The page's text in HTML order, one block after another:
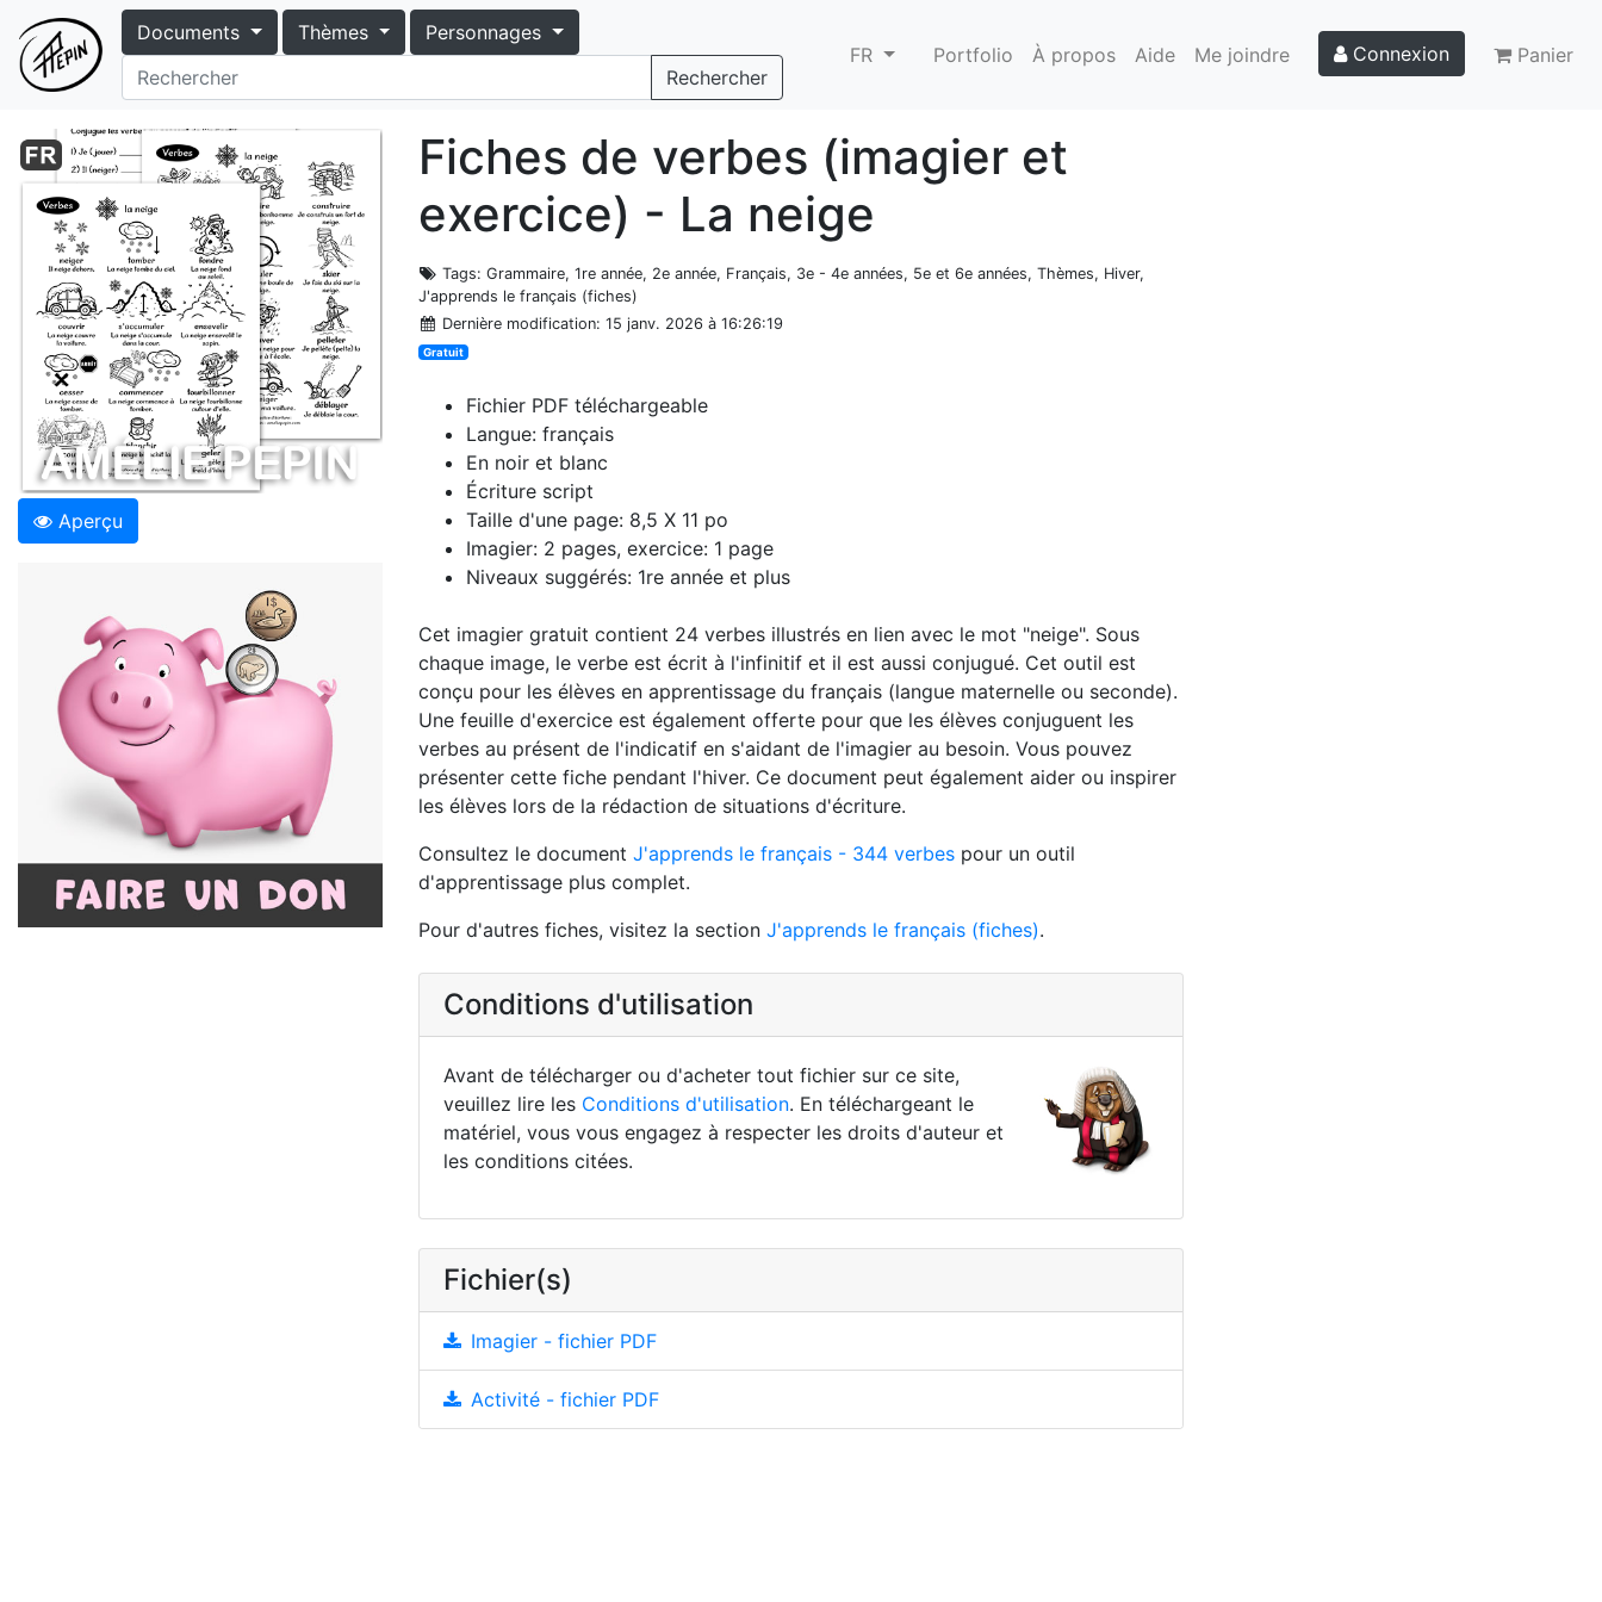
Documents Thèmes
Personnages
Rechercher
FR Portfolio À propos Aide Me joindre Connexion Panier
Aperçu
Fiches de verbes (imagier et
exercice) - La neige
Tags: Grammaire, 1re année, 2e année, Français, 3e - 4e années, 5e et 6e années, Thèmes, Hiver,
J'apprends le français (fiches)
Dernière modification: 15 janv. 2026 à 16:26:19
Gratuit
Fichier PDF téléchargeable
Langue: français
En noir et blanc
Écriture script
Taille d'une page: 8,5 X 11 po
Imagier: 2 pages, exercice: 1 page
Niveaux suggérés: 1re année et plus
Cet imagier gratuit contient 24 verbes illustrés en lien avec le mot "neige". Sous
chaque image, le verbe est écrit à l'infinitif et il est aussi conjugué. Cet outil est
conçu pour les élèves en apprentissage du français (langue maternelle ou seconde).
Une feuille d'exercice est également offerte pour que les élèves conjuguent les
verbes au présent de l'indicatif en s'aidant de l'imagier au besoin. Vous pouvez
présenter cette fiche pendant l'hiver. Ce document peut également aider ou inspirer
les élèves lors de la rédaction de situations d'écriture.
Consultez le document J'apprends le français - 344 verbes pour un outil
d'apprentissage plus complet.
Pour d'autres fiches, visitez la section J'apprends le français (fiches).
Conditions d'utilisation
Avant de télécharger ou d'acheter tout fichier sur ce site,
veuillez lire les Conditions d'utilisation. En téléchargeant le
matériel, vous vous engagez à respecter les droits d'auteur et
les conditions citées.
Fichier(s)
Imagier - fichier PDF
Activité - fichier PDF